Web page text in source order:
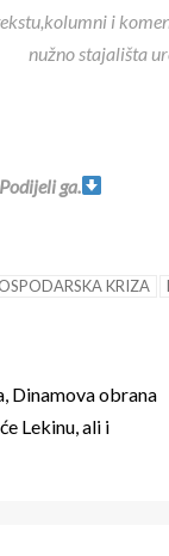
i
nužno stajališta
ga.
KRIZA
Dinamova obrana
Lekinu, ali i